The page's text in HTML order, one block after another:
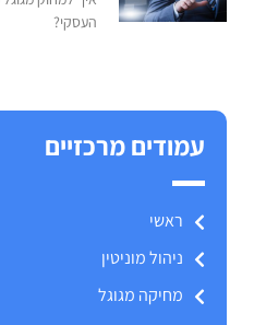
העסקי?
עמודים מרכזיים
ראשי
ניהול מוניטין
מחיקה מגוגל